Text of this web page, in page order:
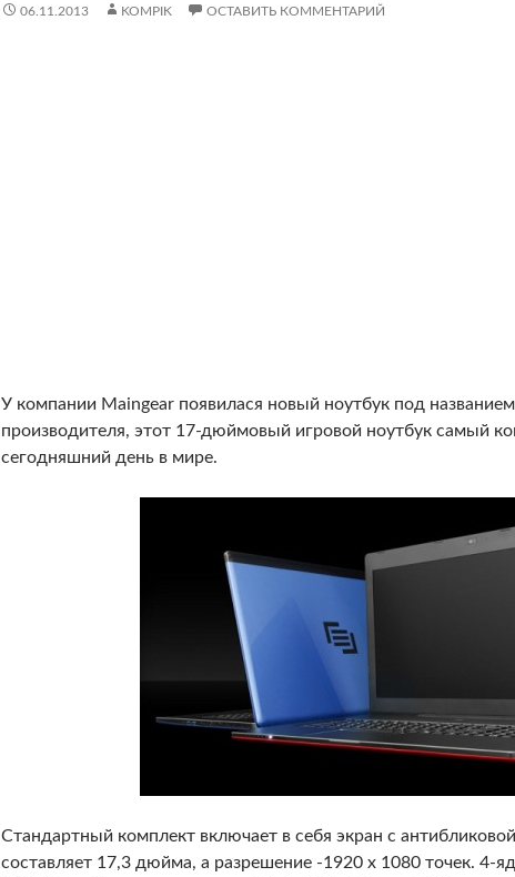
06.11.2013 KOMPIK ОСТАВИТЬ КОММЕНТАРИЙ
У компании Maingear появилася новый ноутбук под
производителя, этот 17-дюймовый игровой ноутбук самый
сегодняшний день в мире.
Стандартный комплект включает в себя экран с
составляет 17,3 дюйма, а разрешение -1920 x 1080 точек. 4-